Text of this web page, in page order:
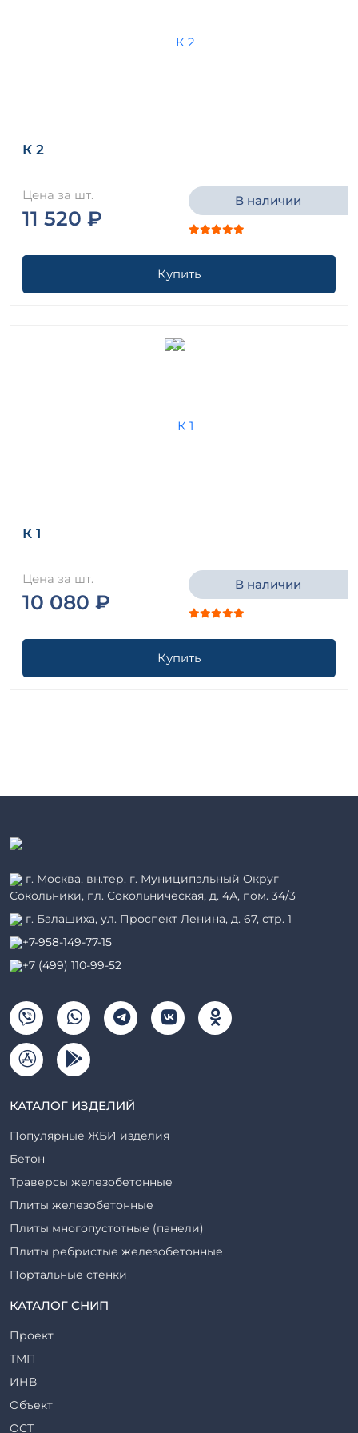
К 2
Цена за шт.
11 520 ₽
В наличии
Купить
К 1
Цена за шт.
10 080 ₽
В наличии
Купить
г. Москва, вн.тер. г. Муниципальный Округ
Сокольники, пл. Сокольническая, д. 4А, пом. 34/3
г. Балашиха, ул. Проспект Ленина, д. 67, стр. 1
+7-958-149-77-15
+7 (499) 110-99-52
КАТАЛОГ ИЗДЕЛИЙ
Популярные ЖБИ изделия
Бетон
Траверсы железобетонные
Плиты железобетонные
Плиты многопустотные (панели)
Плиты ребристые железобетонные
Портальные стенки
Прогоны железобетонные
Ригели железобетонные
Сваи железобетонные
Стеновые блоки
Стойки железобетонные
КАТАЛОГ СНИП
Проект
ТМП
ИНВ
Объект
ОСТ